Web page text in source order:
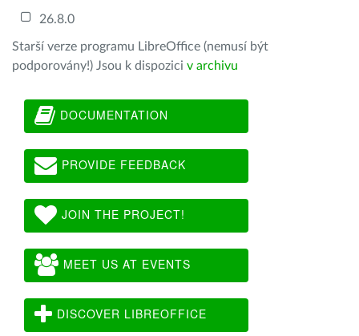
26.8.0
Starší verze programu LibreOffice (nemusí být
podporovány!) Jsou k dispozici v archivu
DOCUMENTATION
PROVIDE FEEDBACK
JOIN THE PROJECT!
MEET US AT EVENTS
DISCOVER LIBREOFFICE